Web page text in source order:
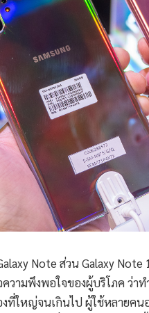
Note ส่วน Galaxy
ความพึงพอใจของผู้บริโภค ว่า
ใหญ่จนเกินไป ผู้ใช้หลายคน